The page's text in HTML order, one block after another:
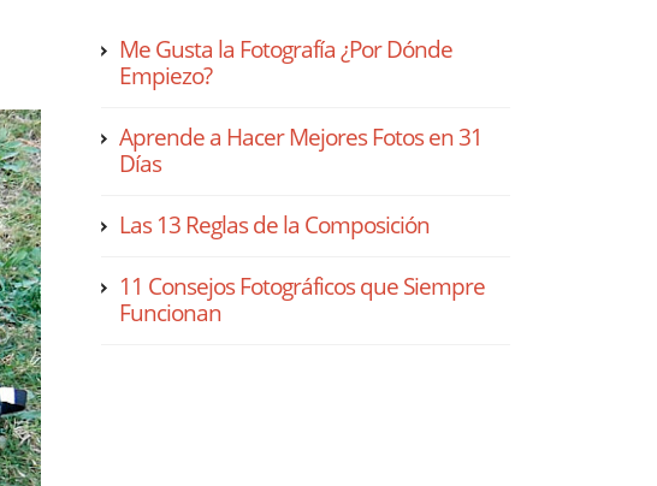
Me Gusta la Fotografía ¿Por Dónde
Empiezo?
Aprende a Hacer Mejores Fotos en 31
Días
Las 13 Reglas de la Composición
11 Consejos Fotográficos que Siempre
Funcionan